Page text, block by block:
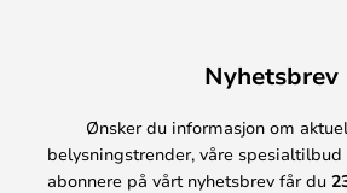
Nyhetsbrev
Ønsker du informasjon om
belysningstrender, våre spesialtilbud
abonnere på vårt nyhetsbrev får du